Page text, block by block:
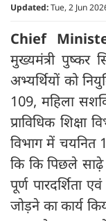
Updated:Tue, 2 Jun
Chief
मुख्यमंत्री
अभ्यर्थियों को
109, महिला
प्राविधिक
विभाग में चयनित
कि कि पिछले
पूर्ण पारदर्शिता
जोड़ने का कार्य